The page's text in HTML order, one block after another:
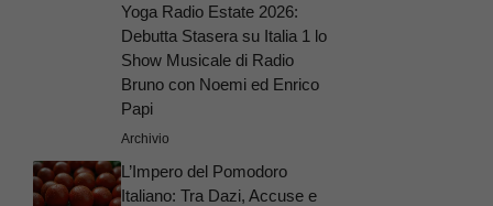
Yoga Radio Estate 2026:
Debutta Stasera su Italia 1 lo
Show Musicale di Radio
Bruno con Noemi ed Enrico
Papi
Archivio
L’Impero del Pomodoro
Italiano: Tra Dazi, Accuse e